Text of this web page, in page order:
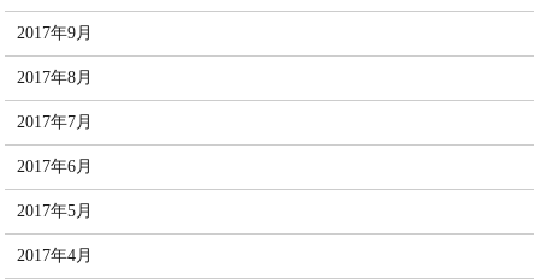
2017年9月
2017年8月
2017年7月
2017年6月
2017年5月
2017年4月